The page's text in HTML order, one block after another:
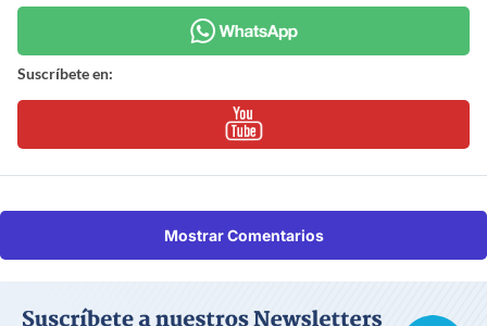
Suscríbete en:
Mostrar Comentarios